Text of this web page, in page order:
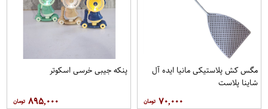
مگس کش پلاستیکی مانیا ایده آل
شاینا پلاست
۷۰,۰۰۰
پنکه جیبی خرسی اسکوتر
۸۹۵,۰۰۰